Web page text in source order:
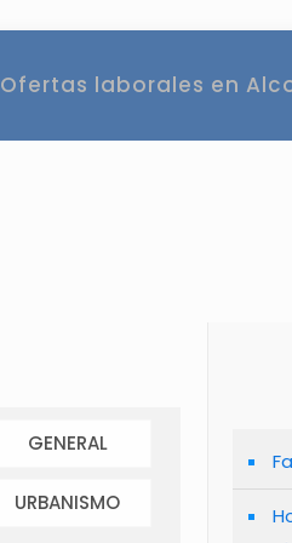
Ofertas laborales en
GENERAL
URBANISMO